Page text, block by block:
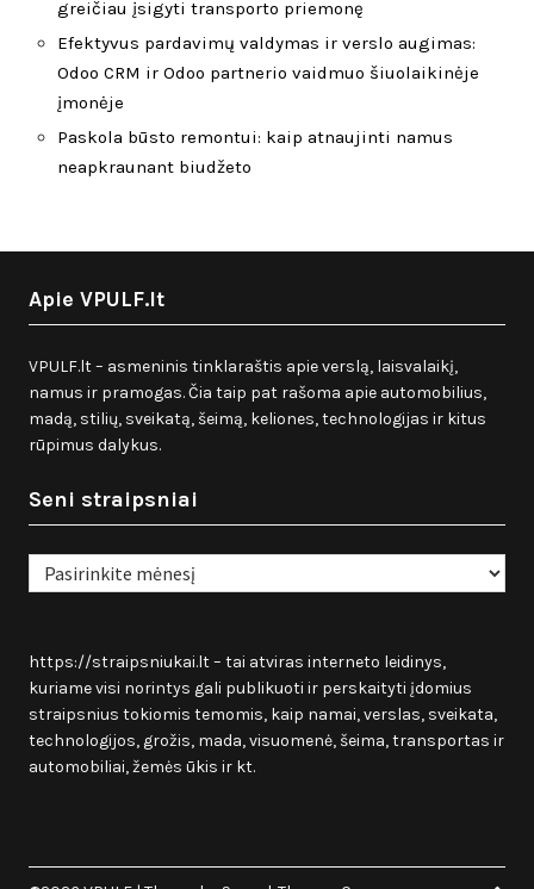
greičiau įsigyti transporto priemonę
Efektyvus pardavimų valdymas ir verslo augimas:
Odoo CRM ir Odoo partnerio vaidmuo šiuolaikinėje
įmonėje
Paskola būsto remontui: kaip atnaujinti namus
neapkraunant biudžeto
Apie VPULF.lt
VPULF.lt – asmeninis tinklaraštis apie verslą, laisvalaikį,
namus ir pramogas. Čia taip pat rašoma apie automobilius,
madą, stilių, sveikatą, šeimą, keliones, technologijas ir kitus
rūpimus dalykus.
Seni straipsniai
Seni
straipsniai
https://straipsniukai.lt– tai atviras interneto leidinys,
kuriame visi norintys gali publikuoti ir perskaityti įdomius
straipsnius tokiomis temomis, kaip namai, verslas, sveikata,
technologijos, grožis, mada, visuomenė, šeima, transportas ir
automobiliai, žemės ūkis ir kt.